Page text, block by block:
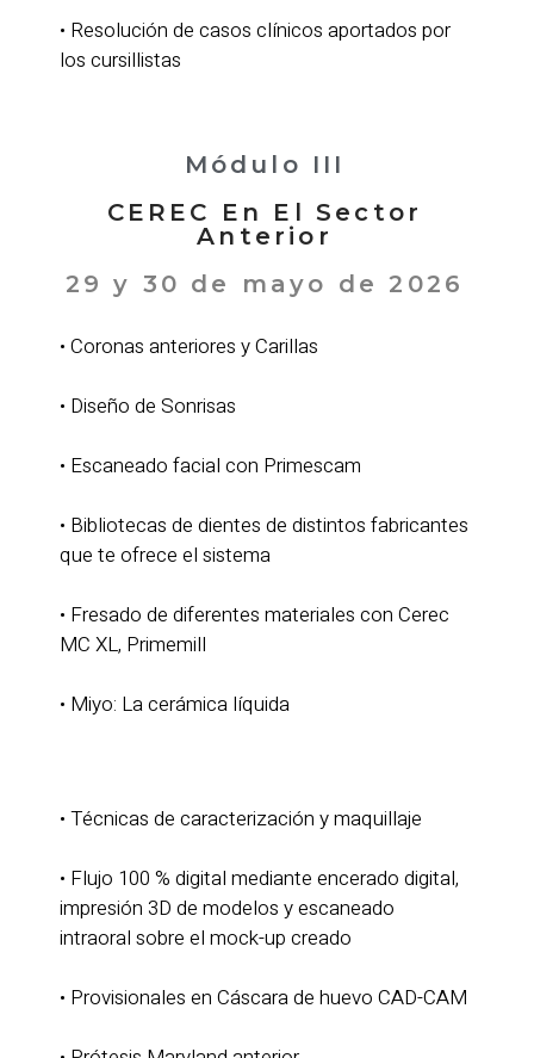
• Resolución de casos clínicos aportados por
los cursillistas
Módulo III
CEREC En El Sector
Anterior
29 y 30 de mayo de 2026
• Coronas anteriores y Carillas
• Diseño de Sonrisas
• Escaneado facial con Primescam
• Bibliotecas de dientes de distintos fabricantes
que te ofrece el sistema
• Fresado de diferentes materiales con Cerec
MC XL, Primemill
• Miyo: La cerámica líquida
• Técnicas de caracterización y maquillaje
• Flujo 100 % digital mediante encerado digital,
impresión 3D de modelos y escaneado
intraoral sobre el mock-up creado
• Provisionales en Cáscara de huevo CAD-CAM